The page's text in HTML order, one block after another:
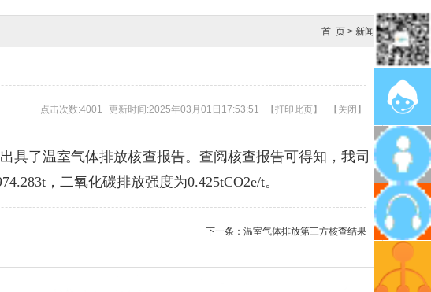
首 页> 新闻
点击次数:4001 更新时间:2025年03月01日17:53:51 【打印此页】 【 关闭 】
具了温室气体排放核查报告。查阅核查报告可得知，我司
，二氧化碳排放强度为0.425tCO2e/t。
下一条： 温室气体排放第三方核查结果